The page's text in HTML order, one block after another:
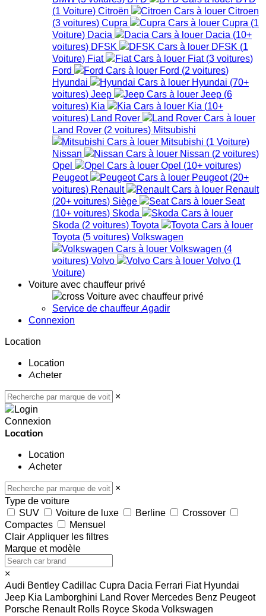
(1 Voiture) Citroën
Citroen
(3 voitures) Cupra Cupra (1
Voiture) Dacia Dacia (10+
voitures) DFSK DFSK (1
Voiture) Fiat Fiat (3 voitures)
Ford
Ford (2 voitures)
Hyundai
Hyundai (70+
voitures) Jeep Jeep (6
voitures) Kia Kia (10+
voitures) Land Rover
Land Rover (2 voitures) Mitsubishi
Mitsubishi (1 Voiture)
Nissan
Nissan (2 voitures)
Opel
Opel (10+ voitures)
Peugeot
Peugeot (20+
voitures) Renault
Renault
(20+ voitures) Siège
Seat
(10+ voitures) Skoda
Skoda (2 voitures) Toyota
Toyota (5 voitures) Volkswagen
Volkswagen (4
voitures) Volvo Volvo (1
Voiture)
Voiture avec chauffeur privé
Voiture avec chauffeur privé
Service de chauffeur Agadir
Connexion
Location
Location
Acheter
×
Connexion
Location
Location
Acheter
×
Type de voiture
SUV
Voiture de luxe Berline
Crossover
Compactes
Mensuel
Clair Appliquer les filtres
Marque et modèle
×
Audi Bentley Cadillac Cupra Dacia Ferrari Fiat Hyundai
Jeep Kia Lamborghini Land Rover Mercedes Benz Peugeot
Porsche Renault Rolls Royce Skoda Volkswagen